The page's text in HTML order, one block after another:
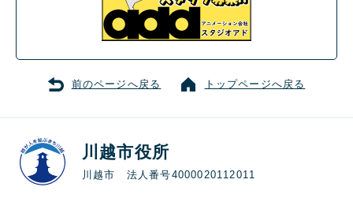
前のページへ戻る トップページへ戻る
川越市役所
川越市 法人番号4000020112011